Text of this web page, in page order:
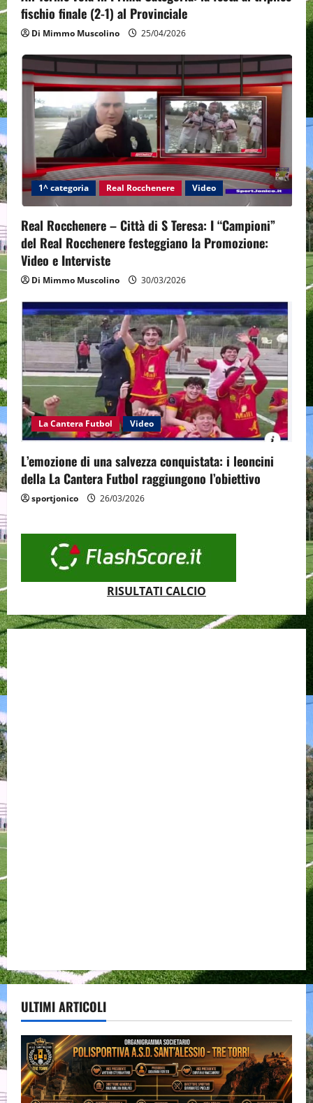
o
n
fischio finale (2-1) al Provinciale
Di Mimmo Muscolino 25/04/2026
1^ categoria Real Rocchenere Video
Real Rocchenere – Città di S Teresa: I “Campioni”
del Real Rocchenere festeggiano la Promozione:
Video e Interviste
Di Mimmo Muscolino 30/03/2026
La Cantera Futbol Video
L’emozione di una salvezza conquistata: i leoncini
della La Cantera Futbol raggiungono l’obiettivo
sportjonico 26/03/2026
RISULTATI CALCIO
ULTIMI ARTICOLI